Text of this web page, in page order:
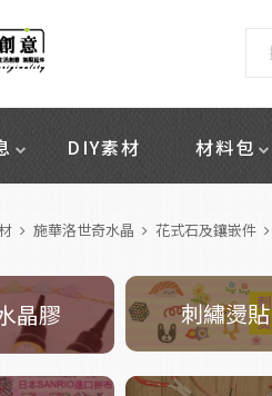
DIY素材 材料包
施華洛世奇水晶 花式石及鑲嵌件
晶膠 刺繡燙貼